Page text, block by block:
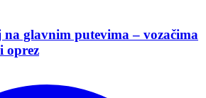
na glavnim putevima – vozačima
oprez